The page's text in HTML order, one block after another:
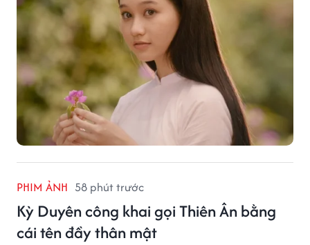
PHIM ẢNH 58 phút trước
Kỳ Duyên công khai gọi Thiên Ân bằng
cái tên đầy thân mật